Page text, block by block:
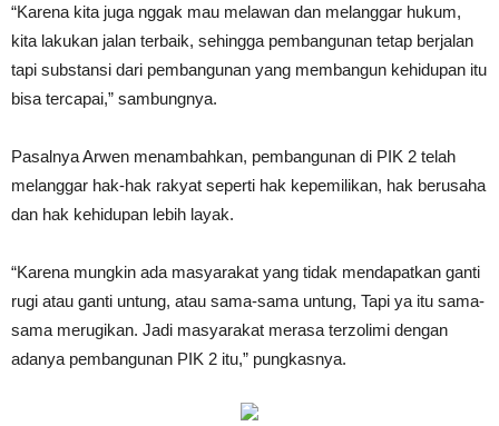
“Karena kita juga nggak mau melawan dan melanggar hukum,
kita lakukan jalan terbaik, sehingga pembangunan tetap berjalan
tapi substansi dari pembangunan yang membangun kehidupan itu
bisa tercapai,” sambungnya.
Pasalnya Arwen menambahkan, pembangunan di PIK 2 telah
melanggar hak-hak rakyat seperti hak kepemilikan, hak berusaha
dan hak kehidupan lebih layak.
“Karena mungkin ada masyarakat yang tidak mendapatkan ganti
rugi atau ganti untung, atau sama-sama untung, Tapi ya itu sama-
sama merugikan. Jadi masyarakat merasa terzolimi dengan
adanya pembangunan PIK 2 itu,” pungkasnya.